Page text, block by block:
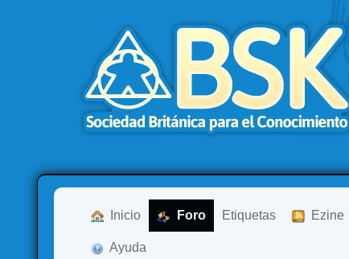
Inicio Foro Etiquetas Ezine
Ayuda